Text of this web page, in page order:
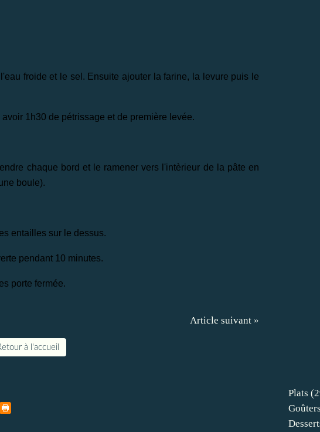
froide et le sel. Ensuite ajouter la farine, la levure puis le
1h30 de pétrissage et de première levée.
chaque bord et le ramener vers l'intèrieur de la pâte en
boule).
entailles sur le dessus.
pendant 10 minutes.
porte fermée.
Article suivant »
à l'accueil
Plats
Goûters